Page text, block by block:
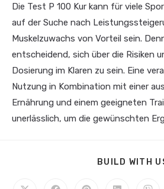
Die Test P 100 Kur kann für viele
auf der Suche nach
Muskelzuwachs von Vorteil sein.
entscheidend, sich über die Risiken
Dosierung im Klaren zu sein. Eine
Nutzung in Kombination mit einer
Ernährung und einem geeigneten
unerlässlich, um die gewünschten
BUILD WITH